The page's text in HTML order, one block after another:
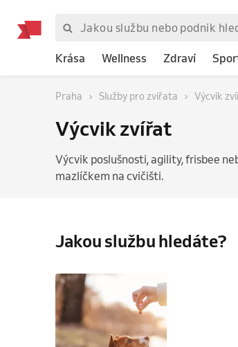
Krása Wellness Zdraví
Praha Služby pro zvířata Výcvik
Výcvik zvířat
Výcvik poslušnosti, agility, frisbee
mazlíčkem na cvičišti.
Jakou službu hledáte?